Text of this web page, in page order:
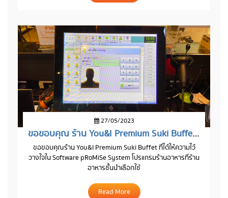
27/05/2023
ขอขอบคุณ ร้าน You&I Premium Suki Buffet สาขา Marche Thonglor
ขอขอบคุณร้าน You&I Premium Suki Buffet ที่ได้ให้ความไว้
วางใจใน Software pRoMiSe System โปรแกรมร้านอาหารที่ร้าน
อาหารชั้นนำเลือกใช้
Read More